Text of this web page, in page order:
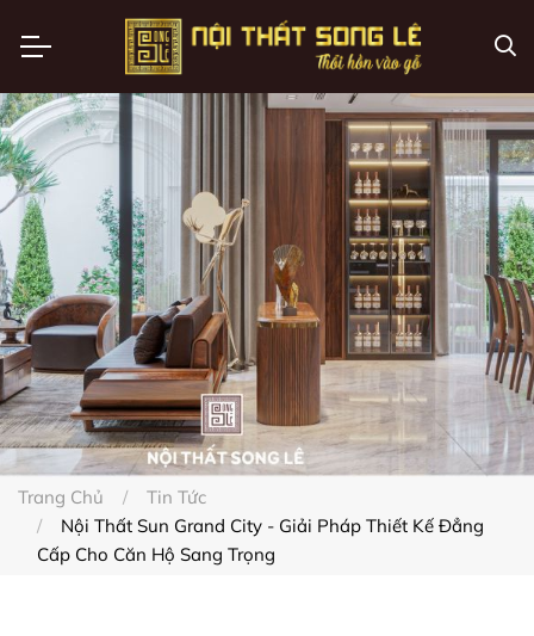
Trang Chủ
Tin Tức
Nội Thất Sun Grand City - Giải Pháp Thiết Kế Đẳng
Cấp Cho Căn Hộ Sang Trọng